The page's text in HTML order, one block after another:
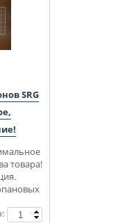
SRG
товара!